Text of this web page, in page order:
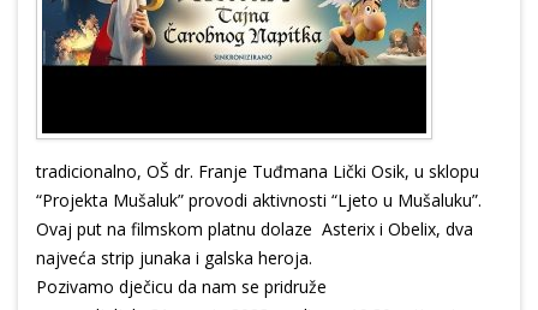
tradicionalno, OŠ dr. Franje Tuđmana Lički Osik, u sklopu
“Projekta Mušaluk” provodi aktivnosti “Ljeto u Mušaluku”.
Ovaj put na filmskom platnu dolaze Asterix i Obelix, dva
najveća strip junaka i galska heroja.
Pozivamo dječicu da nam se pridruže